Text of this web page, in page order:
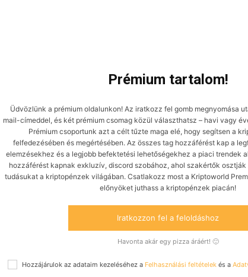
Prémium tartalom!
Üdvözlünk a prémium oldalunkon! Az iratkozz fel gomb megnyomása
mail-címeddel, és két prémium csomag közül választhatsz – havi vagy
Prémium csoportunk azt a célt tűzte maga elé, hogy segítsen a
felfedezésében és megértésében. Az összes tag hozzáférést kap a
elemzésekhez és a legjobb befektetési lehetőségekhez a piaci trendek
hozzáférést kapnak exkluzív, discord szobához, ahol szakértők
tudásukat a kriptopénzek világában. Csatlakozz most a Kriptoworld
előnyöket juthass a kriptopénzek piacán!
Iratkozzon fel a feloldáshoz
Havonta akár egy pizza áráért! 🙂
Hozzájárulok az adataim kezeléséhez a Felhasználási feltételek és a